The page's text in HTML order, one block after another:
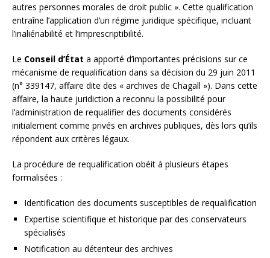
autres personnes morales de droit public ». Cette qualification
entraîne l’application d’un régime juridique spécifique, incluant
l’inaliénabilité et l’imprescriptibilité.
Le Conseil d’État a apporté d’importantes précisions sur ce
mécanisme de requalification dans sa décision du 29 juin 2011
(n° 339147, affaire dite des « archives de Chagall »). Dans cette
affaire, la haute juridiction a reconnu la possibilité pour
l’administration de requalifier des documents considérés
initialement comme privés en archives publiques, dès lors qu’ils
répondent aux critères légaux.
La procédure de requalification obéit à plusieurs étapes
formalisées :
Identification des documents susceptibles de requalification
Expertise scientifique et historique par des conservateurs
spécialisés
Notification au détenteur des archives